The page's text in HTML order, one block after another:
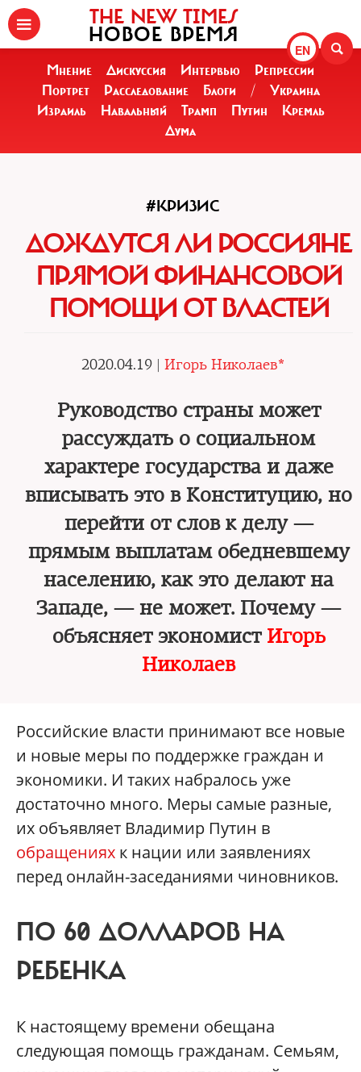
EN
THE NEW TIMES
НОВОЕ ВРЕМЯ
Мнение Дискуссия Интервью
Репрессии
Портрет
Расследование Блоги /
Украина
Израиль
Навальный Трамп Путин
Кремль
Дума
#КРИЗИС
ДОЖДУТСЯ ЛИ РОССИЯНЕ
ПРЯМОЙ ФИНАНСОВОЙ
ПОМОЩИ ОТ ВЛАСТЕЙ
2020.04.19 | Игорь Николаев*
Руководство страны может
рассуждать о социальном
характере государства и даже
вписывать это в Конституцию, но
перейти от слов к делу —
прямым выплатам обедневшему
населению, как это делают на
Западе, — не может. Почему —
объясняет экономист Игорь
Николаев
Российские власти принимают все новые
и новые меры по поддержке граждан и
экономики. И таких набралось уже
достаточно много. Меры самые разные,
их объявляет Владимир Путин в
обращениях к нации или заявлениях
перед онлайн-заседаниями чиновников.
ПО 60 ДОЛЛАРОВ НА
РЕБЕНКА
К настоящему времени обещана
следующая помощь гражданам. Семьям,